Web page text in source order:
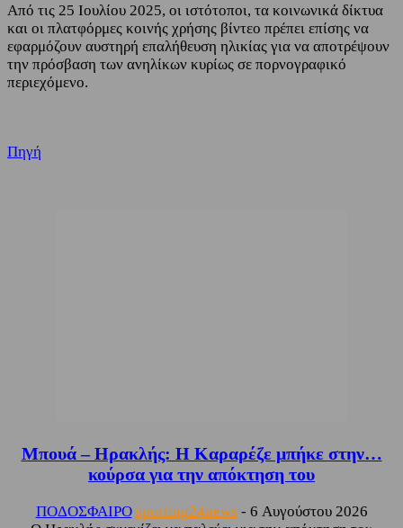
Από τις 25 Ιουλίου 2025, οι ιστότοποι, τα κοινωνικά δίκτυα
και οι πλατφόρμες κοινής χρήσης βίντεο πρέπει επίσης να
εφαρμόζουν αυστηρή επαλήθευση ηλικίας για να αποτρέψουν
την πρόσβαση των ανηλίκων κυρίως σε πορνογραφικό
περιεχόμενο.
Πηγή
Μπουά – Ηρακλής: Η Καραρέζε μπήκε στην…
κούρσα για την απόκτηση του
ΠΟΔΟΣΦΑΙΡΟ sporting24news - 6 Αυγούστου 2026